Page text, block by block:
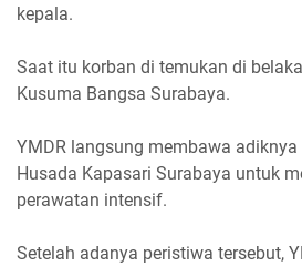
kepala.
Saat itu korban di temukan di
Kusuma Bangsa Surabaya.
YMDR langsung membawa
Husada Kapasari Surabaya untuk
perawatan intensif.
Setelah adanya peristiwa tersebut,